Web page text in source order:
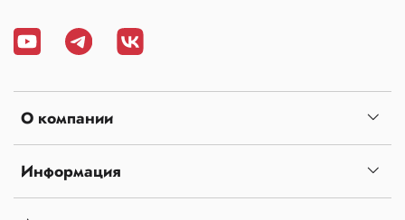
О компании
Информация